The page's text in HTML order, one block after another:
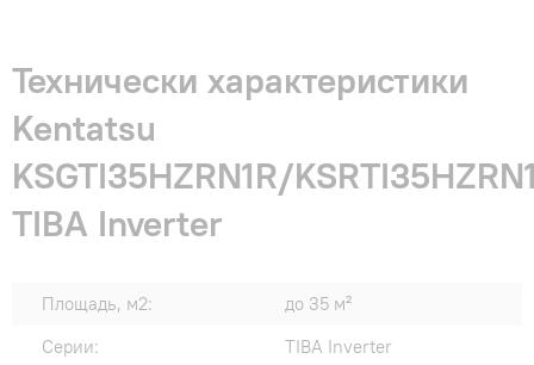
Технически характеристики
Kentatsu
KSGTI35HZRN1R/
TIBA Inverter
Площадь, м2:
до 35 м²
Серии:
TIBA Inverter